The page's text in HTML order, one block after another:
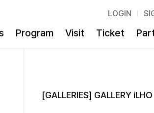
LOGIN
Program Visit Ticket
[GALLERIES] GALLERY iLHO